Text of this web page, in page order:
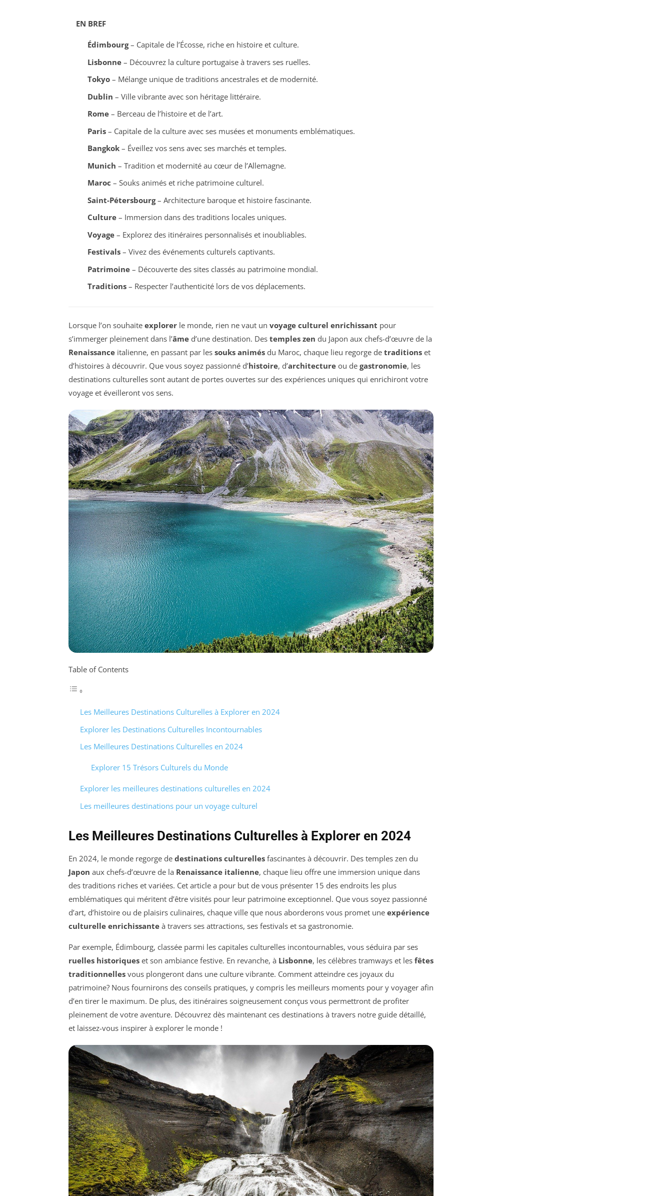
EN BREF
Édimbourg– Capitale de l’Écosse, riche en histoire et culture.
Lisbonne– Découvrez la culture portugaise à travers ses ruelles.
Tokyo– Mélange unique de traditions ancestrales et de modernité.
Dublin – Ville vibrante avec son héritage littéraire.
Rome– Berceau de l’histoire et de l’art.
Paris– Capitale de la culture avec ses musées et monuments emblématiques.
Bangkok– Éveillez vos sens avec ses marchés et temples.
Munich – Tradition et modernité au cœur de l’Allemagne.
Maroc – Souks animés et riche patrimoine culturel.
Saint-Pétersbourg– Architecture baroque et histoire fascinante.
Culture– Immersion dans des traditions locales uniques.
Voyage– Explorez des itinéraires personnalisés et inoubliables.
Festivals– Vivez des événements culturels captivants.
Patrimoine– Découverte des sites classés au patrimoine mondial.
Traditions– Respecter l’authenticité lors de vos déplacements.
Lorsque l’on souhaite explorer le monde, rien ne vaut un voyage culturel enrichissant pour
s’immerger pleinement dans l’âme d’une destination. Des temples zen du Japon aux chefs-d’œuvre de la
Renaissance italienne, en passant par les souks animés du Maroc, chaque lieu regorge de traditions et
d’histoires à découvrir. Que vous soyez passionné d’histoire, d’architecture ou de gastronomie, les
destinations culturelles sont autant de portes ouvertes sur des expériences uniques qui enrichiront votre
voyage et éveilleront vos sens.
Table of Contents
Les Meilleures Destinations Culturelles à Explorer en 2024
Explorer les Destinations Culturelles Incontournables
Les Meilleures Destinations Culturelles en 2024
Explorer 15 Trésors Culturels du Monde
Explorer les meilleures destinations culturelles en 2024
Les meilleures destinations pour un voyage culturel
Les Meilleures Destinations Culturelles à Explorer en 2024
En 2024, le monde regorge de destinations culturelles fascinantes à découvrir. Des temples zen du
Japon aux chefs-d’œuvre de la Renaissance italienne, chaque lieu offre une immersion unique dans
des traditions riches et variées. Cet article a pour but de vous présenter 15 des endroits les plus
emblématiques qui méritent d’être visités pour leur patrimoine exceptionnel. Que vous soyez passionné
d’art, d’histoire ou de plaisirs culinaires, chaque ville que nous aborderons vous promet une expérience
culturelle enrichissante à travers ses attractions, ses festivals et sa gastronomie.
Par exemple, Édimbourg, classée parmi les capitales culturelles incontournables, vous séduira par ses
ruelles historiques et son ambiance festive. En revanche, à Lisbonne, les célèbres tramways et les fêtes
traditionnelles vous plongeront dans une culture vibrante. Comment atteindre ces joyaux du
patrimoine? Nous fournirons des conseils pratiques, y compris les meilleurs moments pour y voyager afin
d’en tirer le maximum. De plus, des itinéraires soigneusement conçus vous permettront de profiter
pleinement de votre aventure. Découvrez dès maintenant ces destinations à travers notre guide détaillé,
et laissez-vous inspirer à explorer le monde !